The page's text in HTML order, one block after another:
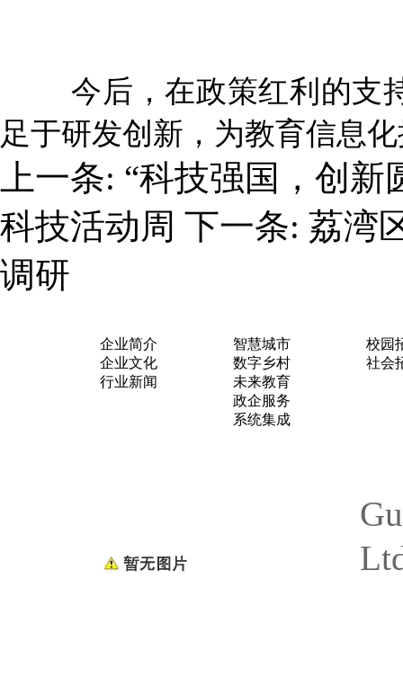
今后，在政策红利的支
足于研发创新，为教育信息
上一条: “科技强国，创新
科技活动周 下一条: 荔湾
调研
企业简介
企业文化
行业新闻
智慧城市
数字乡村
未来教育
政企服务
系统集成
校园
社会